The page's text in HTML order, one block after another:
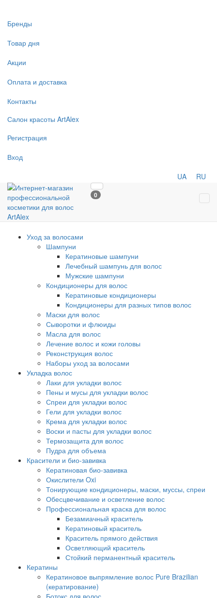
Бренды
Товар дня
Акции
Оплата и доставка
Контакты
Салон красоты ArtAlex
Регистрация
Вход
UA RU
0
Уход за волосами
Шампуни
Кератиновые шампуни
Лечебный шампунь для волос
Мужские шампуни
Кондиционеры для волос
Кератиновые кондиционеры
Кондиционеры для разных типов волос
Маски для волос
Сыворотки и флюиды
Масла для волос
Лечение волос и кожи головы
Реконструкция волос
Наборы уход за волосами
Укладка волос
Лаки для укладки волос
Пены и мусы для укладки волос
Спреи для укладки волос
Гели для укладки волос
Крема для укладки волос
Воски и пасты для укладки волос
Термозащита для волос
Пудра для объема
Красители и био-завивка
Кератиновая био-завивка
Окислители Oxi
Тонирующие кондиционеры, маски, муссы, спреи
Обесцвечивание и осветление волос
Профессиональная краска для волос
Безамиачный краситель
Кератиновый краситель
Краситель прямого действия
Осветляющий краситель
Стойкий перманентный краситель
Кератины
Кератиновое выпрямление волос Pure Brazilian
(кератирование)
Ботокс для волос